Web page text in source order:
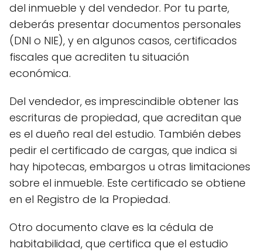
del inmueble y del vendedor. Por tu parte,
deberás presentar documentos personales
(DNI o NIE), y en algunos casos, certificados
fiscales que acrediten tu situación
económica.
Del vendedor, es imprescindible obtener las
escrituras de propiedad, que acreditan que
es el dueño real del estudio. También debes
pedir el certificado de cargas, que indica si
hay hipotecas, embargos u otras limitaciones
sobre el inmueble. Este certificado se obtiene
en el Registro de la Propiedad.
Otro documento clave es la cédula de
habitabilidad, que certifica que el estudio